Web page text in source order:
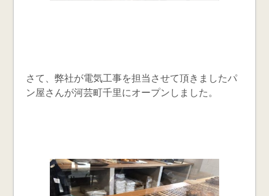
さて、弊社が電気工事を担当させて頂きましたパ
ン屋さんが河芸町千里にオープンしました。